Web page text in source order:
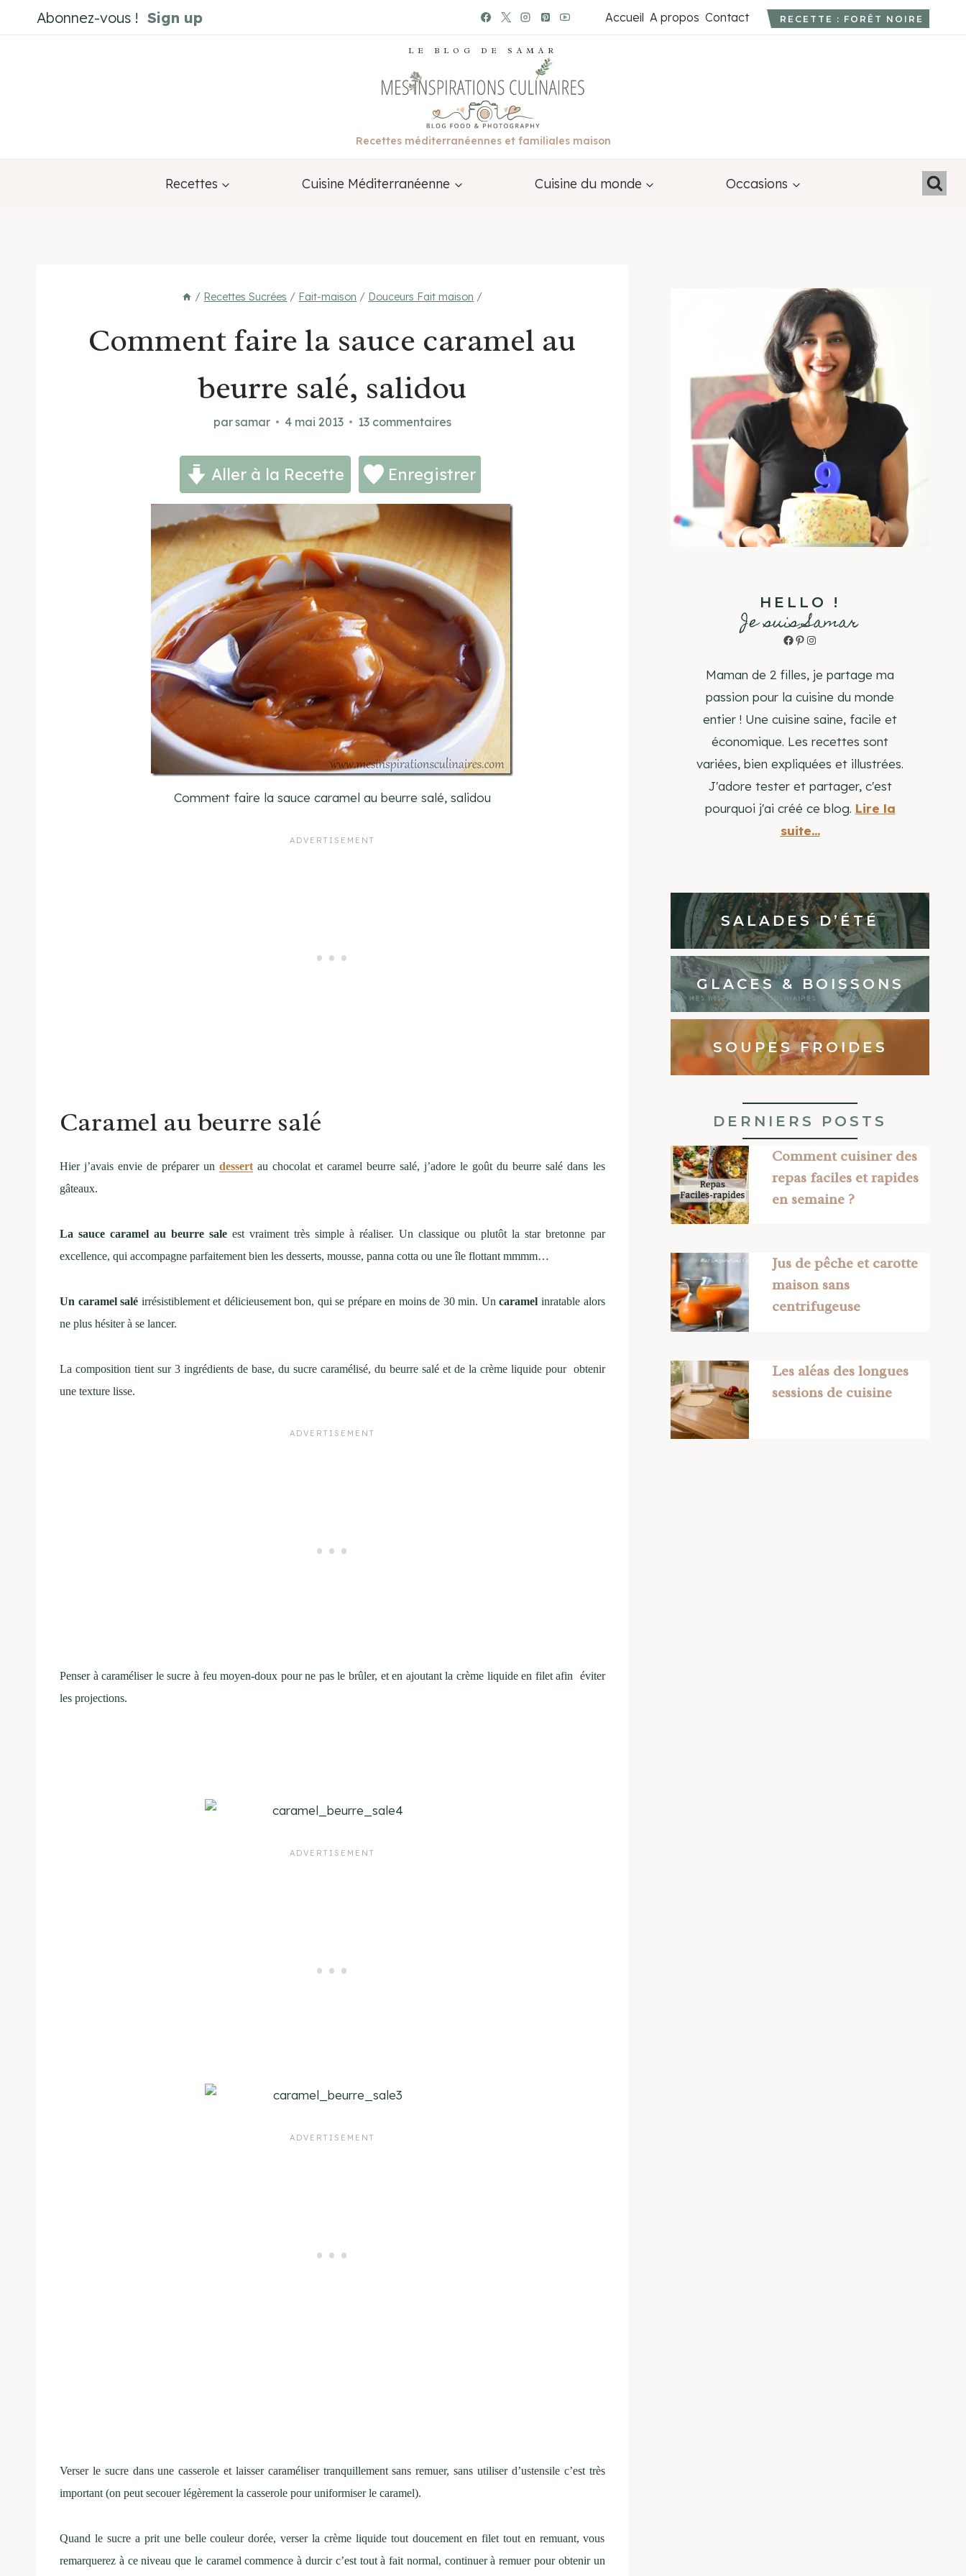
au
Abonnez-vous ! Sign up Accueil A propos Contact RECETTE : FORÊT NOIRE
LE BLOG DE SAMAR
Recettes méditerranéennes et familiales maison
Recettes Cuisine Méditerranéenne Cuisine du monde Occasions
/ Recettes Sucrées / Fait-maison / Douceurs Fait maison /
Comment faire la sauce caramel au
beurre salé, salidou
parsamar 4 mai 2013 13 commentaires
Aller à la Recette Enregistrer
Comment faire la sauce caramel au beurre salé, salidou
Caramel au beurre salé
Hier j’avais envie de préparer undessert au chocolat et caramel beurre salé, j’adore le goût du beurre salé dans les
gâteaux.
La sauce caramel au beurre sale est vraiment très simple à réaliser. Un classique ou plutôt la star bretonne par
excellence, qui accompagne parfaitement bien les desserts, mousse, panna cotta ou une île flottant mmmm…
Un caramel salé irrésistiblement et délicieusement bon, qui se prépare en moins de 30 min. Uncaramel inratable alors
ne plus hésiter à se lancer.
La composition tient sur 3 ingrédients de base, du sucre caramélisé, du beurre salé et de la crème liquide pour obtenir
une texture lisse.
Penser à caraméliser le sucre à feu moyen-doux pour ne pas le brûler, et en ajoutant la crème liquide en filet afin éviter
les projections.
Verser le sucre dans une casserole et laisser caraméliser tranquillement sans remuer, sans utiliser d’ustensile c’est très
important (on peut secouer légèrement la casserole pour uniformiser le caramel).
Quand le sucre a prit une belle couleur dorée, verser la crème liquide tout doucement en filet tout en remuant, vous
remarquerez à ce niveau que le caramel commence à durcir c’est tout à fait normal, continuer à remuer pour obtenir un
HELLO !
Je suis Samar
Facebook
Pinterest
Instagram
Maman de 2 filles, je partage ma
passion pour la cuisine du monde
entier ! Une cuisine saine, facile et
économique. Les recettes sont
variées, bien expliquées et illustrées.
J'adore tester et partager, c'est
pourquoi j'ai créé ce blog. Lire la
suite...
SALADES D’ÉTÉ
GLACES & BOISSONS
SOUPES FROIDES
DERNIERS POSTS
Comment cuisiner des
repas faciles et rapides
en semaine ?
Jus de pêche et carotte
maison sans
centrifugeuse
Les aléas des longues
sessions de cuisine